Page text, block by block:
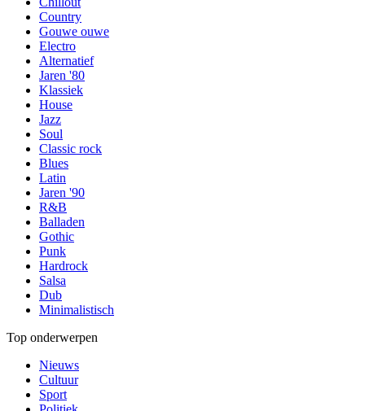
Country
Gouwe ouwe
Electro
Alternatief
Jaren '80
Klassiek
House
Jazz
Soul
Classic rock
Blues
Latin
Jaren '90
R&B
Balladen
Gothic
Punk
Hardrock
Salsa
Dub
Minimalistisch
Top onderwerpen
Nieuws
Cultuur
Sport